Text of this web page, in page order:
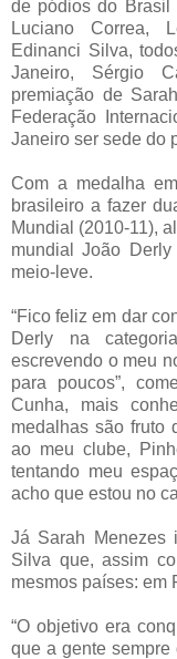
de pódios do Brasil
Luciano Correa,
Edinanci Silva,
Janeiro, Sérgio
premiação de
Federação
Janeiro ser sede do
Com a medalha
brasileiro a fazer
Mundial (2010-11),
mundial João
meio-leve.
“Fico feliz em dar
Derly na
escrevendo o meu
para poucos”,
Cunha, mais
medalhas são fruto
ao meu clube,
tentando meu
acho que estou no
Já Sarah Menezes
Silva que, assim
mesmos países: em
“O objetivo era
que a gente sempre